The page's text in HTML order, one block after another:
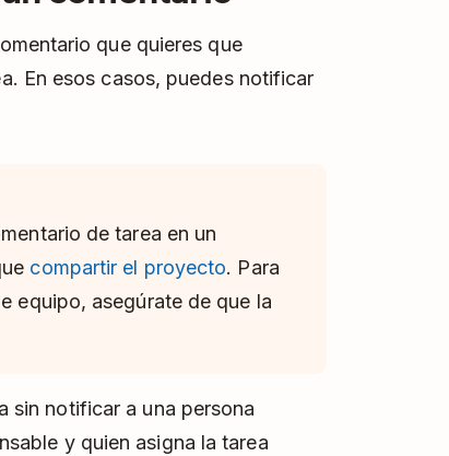
que quieres que
En esos casos, puedes notificar
de tarea en un
compartir el proyecto. Para
equipo, asegúrate de que la
sin notificar a una persona
y quien asigna la tarea